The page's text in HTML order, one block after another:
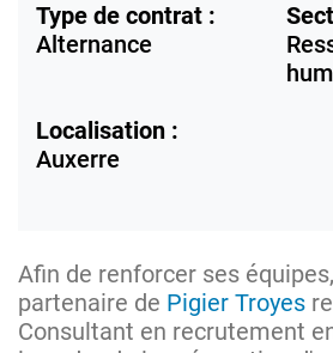
Type de contrat :
Alternance
Localisation :
Auxerre
Afin de renforcer ses
partenaire de Pigier Troyes
Consultant en recrutement